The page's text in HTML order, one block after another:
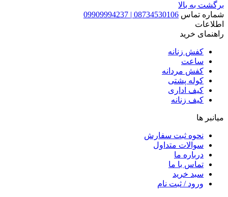
برگشت به بالا
شماره تماس 08734530106 | 09909994237
اطلاعات
راهنمای خرید
کفش زنانه
ساعت
کفش مردانه
کوله پشتی
کیف اداری
کیف زنانه
میانبر ها
نحوه ثبت سفارش
سوالات متداول
درباره ما
تماس با ما
سبد خرید
ورود / ثبت نام